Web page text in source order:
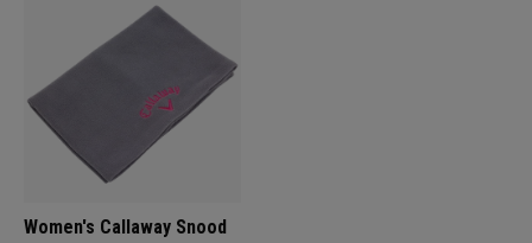
Women's Callaway Snood